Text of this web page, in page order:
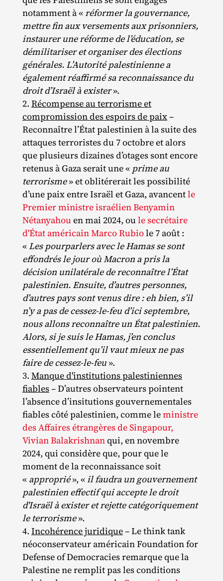
notamment à « réformer la gouvernance,
mettre fin aux versements aux prisonniers,
instaurer une réforme de l’éducation, se
démilitariser et organiser des élections
générales. L’Autorité palestinienne a
également réaffirmé sa reconnaissance du
droit d’Israël à exister».
Récompense au terrorisme et
compromission des espoirs de paix–
Reconnaître l’État palestinien à la suite des
attaques terroristes du 7 octobre et alors
que plusieurs dizaines d’otages sont encore
retenus à Gaza serait une « prime au
terrorisme» et oblitérerait les possibilité
d’une paix entre Israël et Gaza, avancentle
Premier ministre israélien Benyamin
Nétanyahouen mai 2024, oule secrétaire
d'État américain Marco Rubiole 7 août :
«Les pourparlers avec le Hamas se sont
effondrés le jour où Macron a pris la
décision unilatérale de reconnaître l’État
palestinien. Ensuite, d’autres personnes,
d’autres pays sont venus dire : eh bien, s’il
n’y a pas de cessez-le-feu d’ici septembre,
nous allons reconnaître un État palestinien.
Alors, si je suis le Hamas, j’en conclus
essentiellement qu’il vaut mieux ne pas
faire de cessez-le-feu».
Manque d'institutions palestiniennes
fiables– D’autres observateurs pointent
l’absence d’insitutions gouvernementales
fiables côté palestinien, comme leministre
des Affaires étrangères de Singapour,
Vivian Balakrishnanqui, en novembre
2024, qui considère que, pour que le
moment de la reconnaissance soit
« approprié», «il faudra un gouvernement
palestinien effectif qui accepte le droit
d'Israël à exister et rejette catégoriquement
le terrorisme».
Incohérence juridique– Le think tank
néoconservateur américain Foundation for
Defense of Democracies remarque que la
Palestine ne remplit pas les conditions